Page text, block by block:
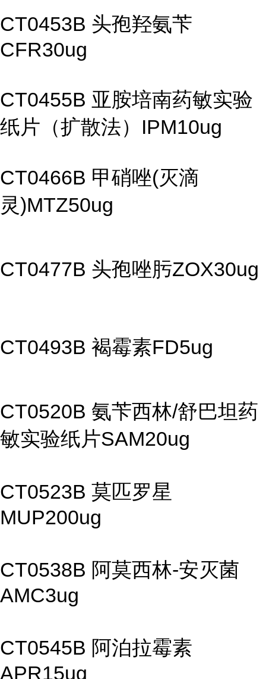
CT0453B 头孢羟氨苄
CFR30ug
CT0455B 亚胺培南药敏实验
纸片（扩散法）IPM10ug
CT0466B 甲硝唑(灭滴
灵)MTZ50ug
CT0477B 头孢唑肟ZOX30ug
CT0493B 褐霉素FD5ug
CT0520B 氨苄西林/舒巴坦药
敏实验纸片SAM20ug
CT0523B 莫匹罗星
MUP200ug
CT0538B 阿莫西林-安灭菌
AMC3ug
CT0545B 阿泊拉霉素
APR15ug